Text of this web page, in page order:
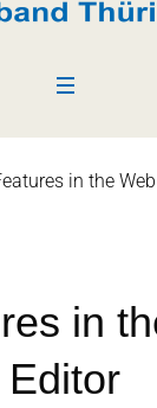
in the
in
Editor